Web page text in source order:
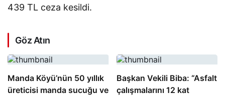
439 TL ceza kesildi.
Göz Atın
Manda Köyü’nün 50 yıllık
üreticisi manda sucuğu ve
Başkan Vekili Biba: “Asfalt
çalışmalarını 12 kat